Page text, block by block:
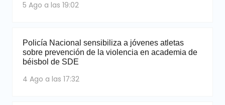
5 Ago a las 19:02
Policía Nacional sensibiliza a jóvenes atletas
sobre prevención de la violencia en academia de
béisbol de SDE
4 Ago a las 17:32